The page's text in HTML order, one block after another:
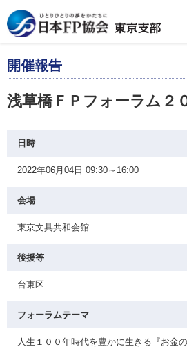
開催報告
浅草橋ＦＰフォーラム２
日時
2022年06月04日 09:30～16:00
会場
東京文具共和会館
後援等
台東区
フォーラムテーマ
人生１００年時代を豊かに生きる『お金